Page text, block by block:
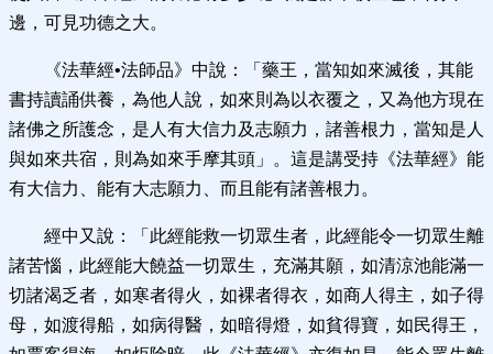
邊，可見功德之大。
《法華經•法師品》中說：「藥王，當知如來滅後，其能
書持讀誦供養，為他人說，如來則為以衣覆之，又為他方現在
諸佛之所護念，是人有大信力及志願力，諸善根力，當知是人
與如來共宿，則為如來手摩其頭」。這是講受持《法華經》能
有大信力、能有大志願力、而且能有諸善根力。
經中又說：「此經能救一切眾生者，此經能令一切眾生離
諸苦惱，此經能大饒益一切眾生，充滿其願，如清涼池能滿一
切諸渴乏者，如寒者得火，如裸者得衣，如商人得主，如子得
母，如渡得船，如病得醫，如暗得燈，如貧得寶，如民得王，